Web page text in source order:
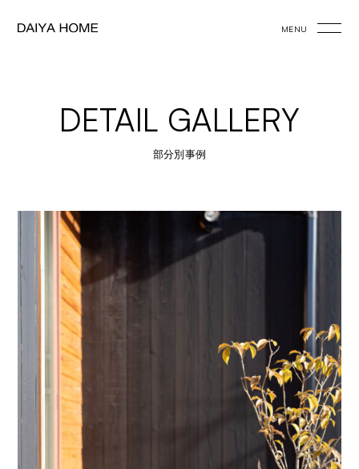
MENU
DETAIL GALLERY
部分別事例